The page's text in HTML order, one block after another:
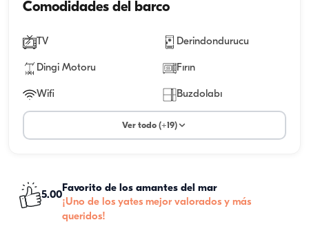
Comodidades del barco
TV Derindondurucu
Dingi Motoru Fırın
Wifi Buzdolabı
Ver todo (+19)
5.00
Favorito de los amantes del mar
¡Uno de los yates mejor valorados y más
queridos!